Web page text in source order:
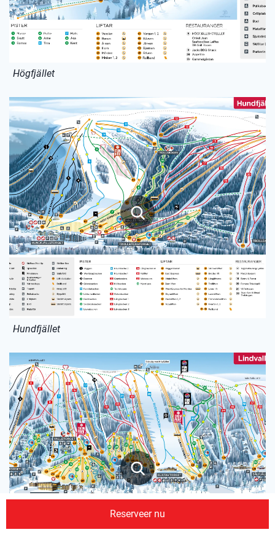
Högfjället
Hundfjället
Reserveer nu